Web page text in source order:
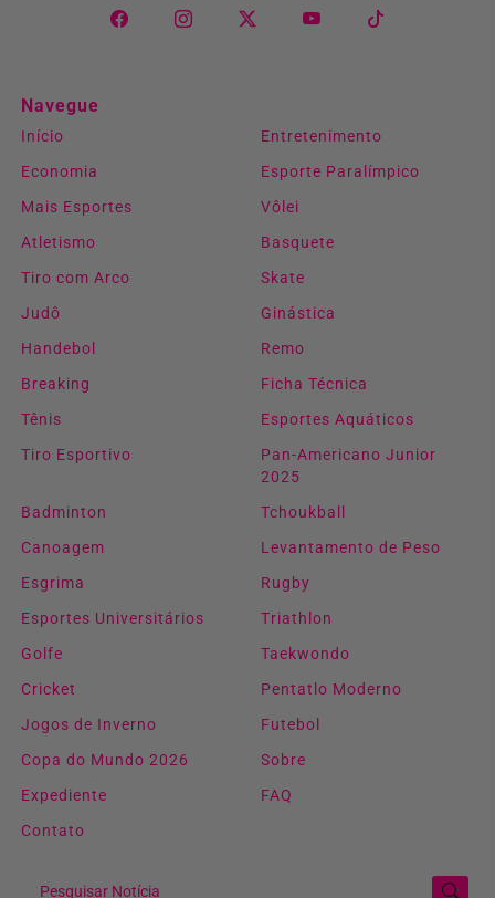
Navegue
Início
Entretenimento
Economia
Esporte Paralímpico
Mais Esportes
Vôlei
Atletismo
Basquete
Tiro com Arco
Skate
Judô
Ginástica
Handebol
Remo
Breaking
Ficha Técnica
Tênis
Esportes Aquáticos
Tiro Esportivo
Pan-Americano Junior
2025
Badminton
Tchoukball
Canoagem
Levantamento de Peso
Esgrima
Rugby
Esportes Universitários
Triathlon
Golfe
Taekwondo
Cricket
Pentatlo Moderno
Jogos de Inverno
Futebol
Copa do Mundo 2026
Sobre
Expediente
FAQ
Contato